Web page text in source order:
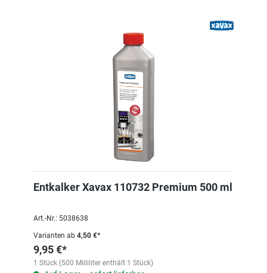
Entkalker Xavax 110732 Premium 500 ml
Art.-Nr.: 5038638
Varianten ab 4,50 €*
9,95 €*
1 Stück (500 Milliliter enthält 1 Stück)